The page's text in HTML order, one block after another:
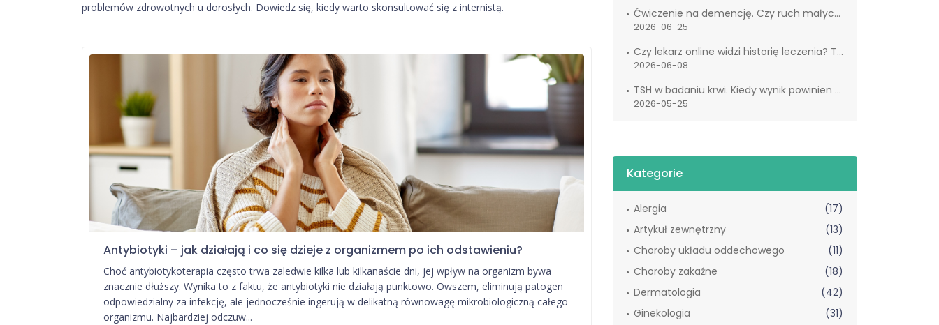
problemów zdrowotnych u dorosłych. Dowiedz się, kiedy warto skonsultować się z internistą.
Antybiotyki – jak działają i co się dzieje z organizmem po ich odstawieniu?
Choć antybiotykoterapia często trwa zaledwie kilka lub kilkanaście dni, jej wpływ na organizm bywa
znacznie dłuższy. Wynika to z faktu, że antybiotyki nie działają punktowo. Owszem, eliminują patogen
odpowiedzialny za infekcję, ale jednocześnie ingerują w delikatną równowagę mikrobiologiczną całego
organizmu. Najbardziej odczuw...
Ćwiczenie na demencję. Czy ruch małych palców naprawdę wspiera mózg?
2026-06-25
Czy lekarz online widzi historię leczenia? Tak działa IKP
2026-06-08
TSH w badaniu krwi. Kiedy wynik powinien cię zaniepokoić?
2026-05-25
Kategorie
Alergia
(17)
Artykuł zewnętrzny
(13)
Choroby układu oddechowego
(11)
Choroby zakaźne
(18)
Dermatologia
(42)
Ginekologia
(31)